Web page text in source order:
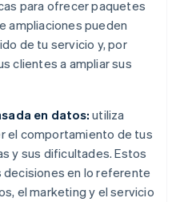
para ofrecer paquetes
ampliaciones pueden
de tu servicio y, por
clientes a ampliar sus
en datos: utiliza
el comportamiento de tus
y sus dificultades. Estos
en lo referente
el marketing y el servicio